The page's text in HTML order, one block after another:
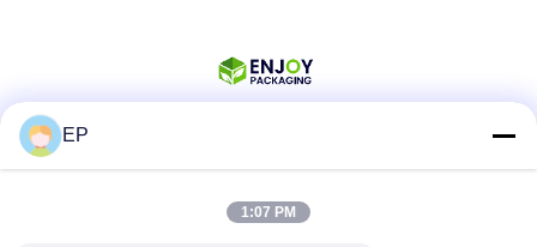
สื่อสังคม
EP
1:07 PM